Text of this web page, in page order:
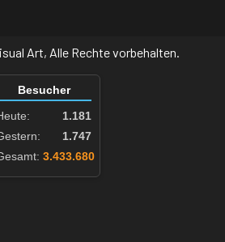
Art, Alle Rechte vorbehalten.
Besucher
1.181
1.747
3.433.680